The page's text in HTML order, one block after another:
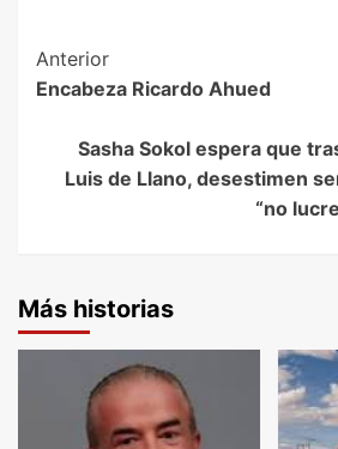
Post
Navigation
Anterior
Encabeza Ricardo Ahued
Sasha Sokol espera que
Luis de Llano, desestimen
“no
Más historias